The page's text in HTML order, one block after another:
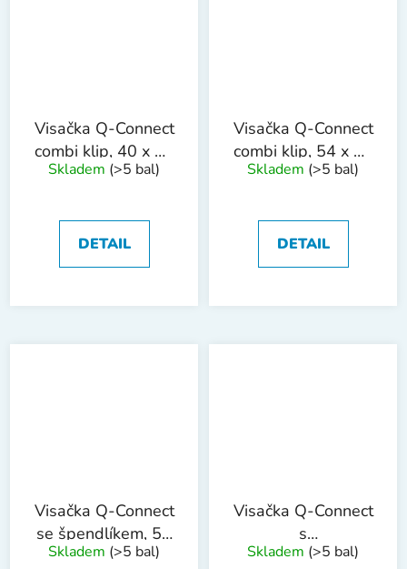
Visačka Q-Connect
combi klip, 40 x 75
mm, 50 ks
Skladem (>5 bal)
DETAIL
Visačka Q-Connect
combi klip, 54 x 90
mm, 50 ks
Skladem (>5 bal)
DETAIL
Visačka Q-Connect
se špendlíkem, 54
x 90 mm, 50 ks
Skladem (>5 bal)
Visačka Q-Connect
s
klipem,60x90mm,
Skladem (>5 bal)